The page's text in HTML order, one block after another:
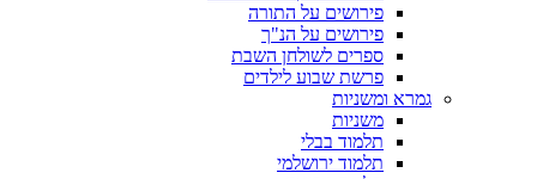
פירושים על התורה
פירושים על הנ"ך
ספרים לשולחן השבת
פרשת שבוע לילדים
גמרא ומשניות
משניות
תלמוד בבלי
תלמוד ירושלמי